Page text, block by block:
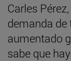
Carles
demanda de
aumentado
sabe que